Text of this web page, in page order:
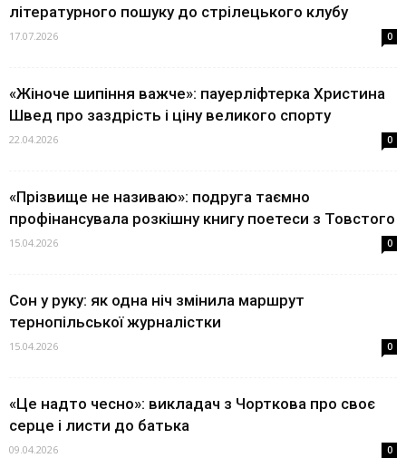
літературного пошуку до стрілецького клубу
17.07.2026 0
«Жіноче шипіння важче»: пауерліфтерка Христина
Швед про заздрість і ціну великого спорту
22.04.2026 0
«Прізвище не називаю»: подруга таємно
профінансувала розкішну книгу поетеси з Товстого
15.04.2026 0
Сон у руку: як одна ніч змінила маршрут
тернопільської журналістки
15.04.2026 0
«Це надто чесно»: викладач з Чорткова про своє
серце і листи до батька
09.04.2026 0